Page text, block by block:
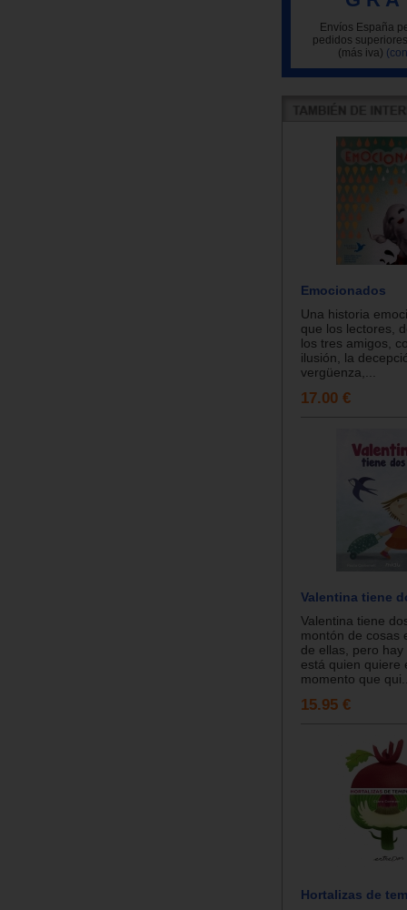
Envíos España
pedidos
(más iva)
Emocionados
Una historia
que los lectores,
los tres amigos,
ilusión, la
vergüenza,...
17.00 €
Valentina tiene
Valentina tiene
montón de cosas
de ellas, pero
está quien quiere
momento que
15.95 €
Hortalizas de